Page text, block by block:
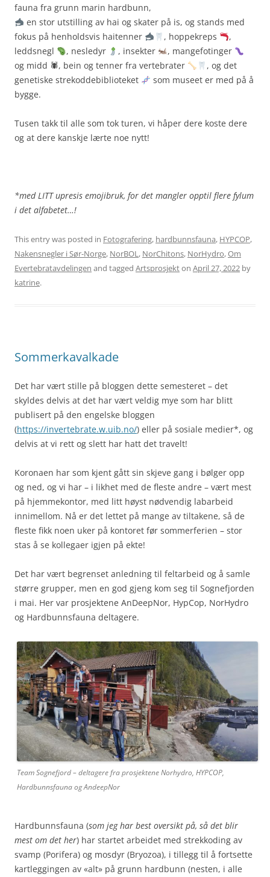
fauna fra grunn marin hardbunn,
en stor utstilling av hai og skater på is, og stands med
fokus på henholdsvis haitenner , hoppekreps
,
leddsnegl
, nesledyr , insekter
, mangefotinger
og midd 🕷, bein og tenner fra vertebrater
, og det
genetiske strekoddebiblioteket
som museet er med på å
bygge.
Tusen takk til alle som tok turen, vi håper dere koste dere
og at dere kanskje lærte noe nytt!
*med LITT upresis emojibruk, for det mangler opptil flere fylum
i det alfabetet…!
This entry was posted in Fotografering, hardbunnsfauna, HYPCOP,
Nakensnegler i Sør-Norge, NorBOL, NorChitons, NorHydro,Om
Evertebratavdelingen and tagged Artsprosjekton April 27, 2022 by
katrine.
Sommerkavalkade
Det har vært stille på bloggen dette semesteret – det
skyldes delvis at det har vært veldig mye som har blitt
publisert på den engelske bloggen
(https://invertebrate.w.uib.no/) eller på sosiale medier*, og
delvis at vi rett og slett har hatt det travelt!
Koronaen har som kjent gått sin skjeve gang i bølger opp
og ned, og vi har – i likhet med de fleste andre – vært mest
på hjemmekontor, med litt høyst nødvendig labarbeid
innimellom. Nå er det lettet på mange av tiltakene, så de
fleste fikk noen uker på kontoret før sommerferien – stor
stas å se kollegaer igjen på ekte!
Det har vært begrenset anledning til feltarbeid og å samle
større grupper, men en god gjeng kom seg til Sognefjorden
i mai. Her var prosjektene AnDeepNor, HypCop, NorHydro
og Hardbunnsfauna deltagere.
Team Sognefjord – deltagere fra prosjektene Norhydro, HYPCOP,
Hardbunnsfauna og AndeepNor
Hardbunnsfauna (som jeg har best oversikt på, så det blir
mest om det her) har startet arbeidet med strekkoding av
svamp (Porifera) og mosdyr (Bryozoa), i tillegg til å fortsette
kartleggingen av «alt» på grunn hardbunn (nesten, i alle